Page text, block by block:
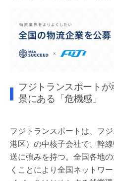
フジトランスポート
景にある「危機感」
フジトランスポートは、フ
港区）の中核子会社で、幹
送に強みを持つ。全国各地
くことにより全国ネットワ